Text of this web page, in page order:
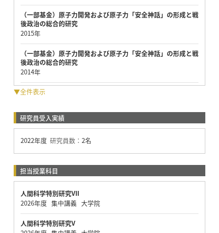
（一部基金）原子力開発および原子力「安全神話」の形成と戦
後政治の総合的研究
2015年
（一部基金）原子力開発および原子力「安全神話」の形成と戦
後政治の総合的研究
2014年
▼全件表示
研究員受入実績
2022年度 研究員数： 2名
担当授業科目
人間科学特別研究VII
2026年度 集中講義 大学院
人間科学特別研究V